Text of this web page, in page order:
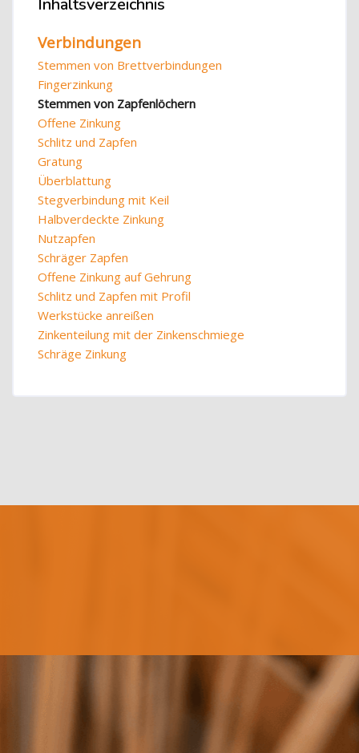
Inhaltsverzeichnis überspringen
Inhaltsverzeichnis
Verbindungen
Stemmen von Brettverbindungen
Fingerzinkung
Stemmen von Zapfenlöchern
Offene Zinkung
Schlitz und Zapfen
Gratung
Überblattung
Stegverbindung mit Keil
Halbverdeckte Zinkung
Nutzapfen
Schräger Zapfen
Offene Zinkung auf Gehrung
Schlitz und Zapfen mit Profil
Werkstücke anreißen
Zinkenteilung mit der Zinkenschmiege
Schräge Zinkung